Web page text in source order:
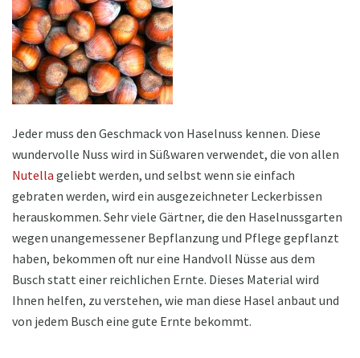
Jeder muss den Geschmack von Haselnuss kennen. Diese
wundervolle Nuss wird in Süßwaren verwendet, die von allen
Nutella geliebt werden, und selbst wenn sie einfach
gebraten werden, wird ein ausgezeichneter Leckerbissen
herauskommen. Sehr viele Gärtner, die den Haselnussgarten
wegen unangemessener Bepflanzung und Pflege gepflanzt
haben, bekommen oft nur eine Handvoll Nüsse aus dem
Busch statt einer reichlichen Ernte. Dieses Material wird
Ihnen helfen, zu verstehen, wie man diese Hasel anbaut und
von jedem Busch eine gute Ernte bekommt.